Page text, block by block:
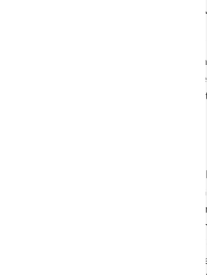
geeft die nodig is voor het leven
en ontvangt niets van hen
beide - Christus in je hebben en
blijven - nuttig voor de
Christus. Want als een tak is
de levende wortel een andere
wie afgesneden is, kan niet
De liefde waarmee we God
liefhebben is een geschenk van
liefheeft zonder geliefd te
gave om van Hem te houden.
zijn, zijn wij geliefd, zodat wij
worden. Want de Geest, die wij